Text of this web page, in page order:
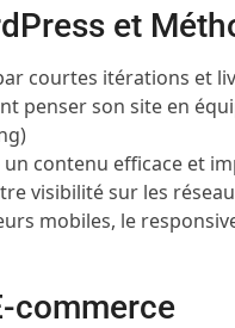
et
courtes itérations et
penser son site en
contenu efficace et
visibilité sur les
mobiles, le
commerce